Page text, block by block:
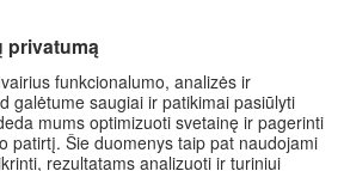
Duomenų apsaugos